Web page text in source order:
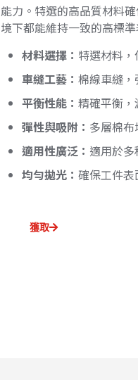
能力。特選的高品質材料
境下都能維持一致的高標準
材料選擇： 特選材料，
車縫工藝：棉線車縫，
平衡性能：精確平衡，
彈性與吸附： 多層棉
適用性廣泛： 適用於多
均勻拋光：確保工件表
獲取